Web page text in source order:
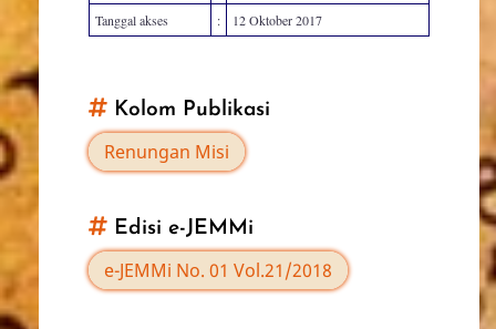
Tanggal akses : 12 Oktober 2017
Kolom Publikasi
Renungan Misi
Edisi e-JEMMi
e-JEMMi No. 01 Vol.21/2018